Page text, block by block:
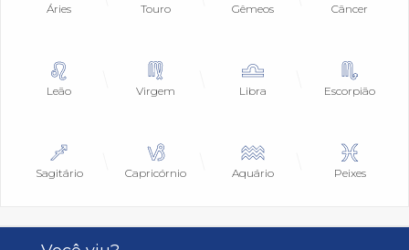
Áries Touro Gêmeos Câncer
Leão Virgem Libra Escorpião
Sagitário Capricórnio Aquário Peixes